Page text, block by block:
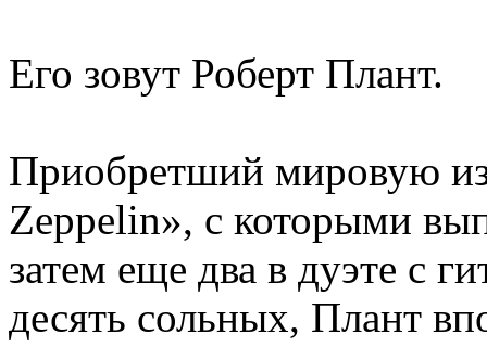
Его зовут Роберт Плант.
Приобретший мировую
Zeppelin», с которыми
затем еще два в дуэте с
десять сольных, Плант